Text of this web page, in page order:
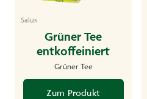
Salus
Grüner Tee
entkoffeiniert
Grüner Tee
Zum Produkt